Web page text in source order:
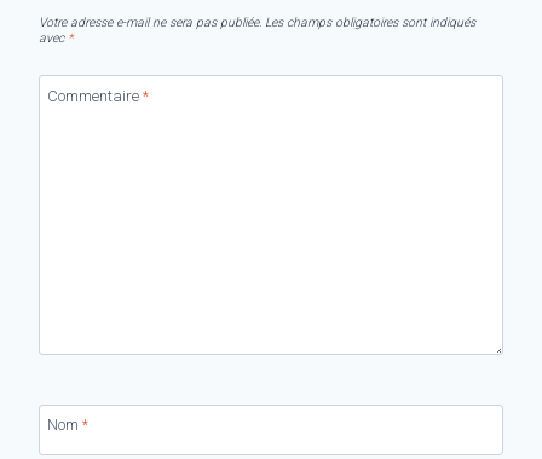
Votre adresse e-mail ne sera pas publiée. Les champs obligatoires sont indiqués
avec *
Commentaire *
Nom *